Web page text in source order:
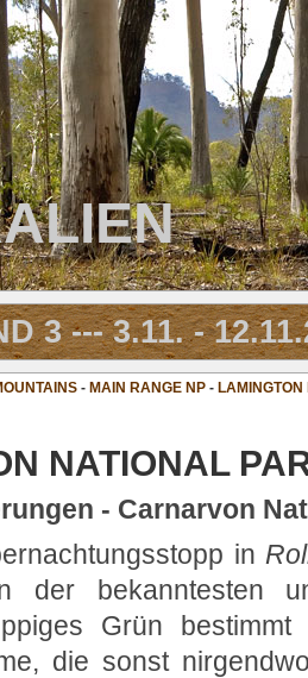
3 --- 3.11. -
- MAIN RANGE NP - LAMINGTON
NATIONAL
- Carnarvon
in
der bekanntesten
Grün bestimmt
die sonst